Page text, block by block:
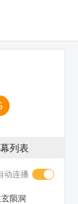
列表
动连播
陨洞